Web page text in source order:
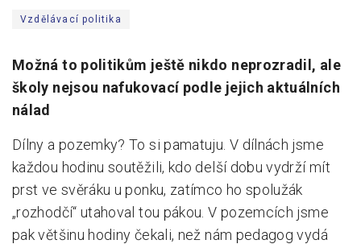
Tiskové zprávy
Pro média
Pro zřizovatele
Konference Lepší škola
Kápézetka - průvodce pro zřizovatele
Klub zřizovatelů
Vzdělávací politika
Možná to politikům ještě nikdo neprozradil, ale
školy nejsou nafukovací podle jejich aktuálních
nálad
Dílny a pozemky? To si pamatuju. V dílnách jsme
každou hodinu soutěžili, kdo delší dobu vydrží mít
prst ve svěráku u ponku, zatímco ho spolužák
„rozhodčí“ utahoval tou pákou. V pozemcích jsme
pak většinu hodiny čekali, než nám pedagog vydá